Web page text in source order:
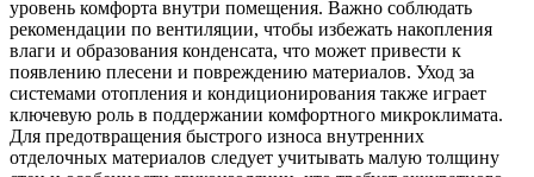
уровень комфорта внутри помещения. Важно соблюдать
рекомендации по вентиляции, чтобы избежать накопления
влаги и образования конденсата, что может привести к
появлению плесени и повреждению материалов. Уход за
системами отопления и кондиционирования также играет
ключевую роль в поддержании комфортного микроклимата.
Для предотвращения быстрого износа внутренних
отделочных материалов следует учитывать малую толщину